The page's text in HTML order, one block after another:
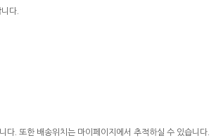
다.
. 또한 배송위치는 마이페이지에서 추적하실 수 있습니다.